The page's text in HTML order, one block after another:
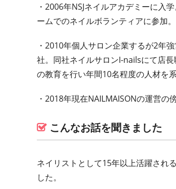
・2006年NSJネイルアカデミーに入
ームでのネイルボランティアに参加。
・2010年個人サロン企業するが2年
社。同社ネイルサロンI-nailsにて店
の教育を行い年間10名程度の人材を
・2018年現在NAILMAISONの運営の
こんなお話を聞きました
ネイリストとして15年以上活躍され
した。